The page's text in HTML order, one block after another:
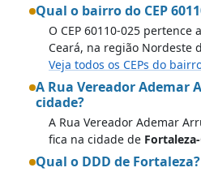
Qual o bairro do CEP
O CEP 60110-025 pertence
Ceará, na região Nordeste
Veja todos os CEPs do
A Rua Vereador Ademar
cidade?
A Rua Vereador Ademar
fica na cidade de Fortaleza-
Qual o DDD de Fortaleza?